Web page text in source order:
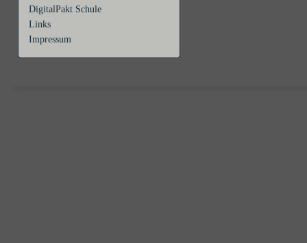
DigitalPakt Schule
Links
Impressum